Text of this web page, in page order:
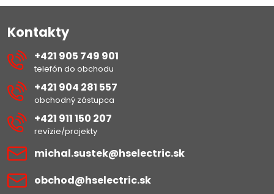
Kontakty
+421 905 749 901
telefón do obchodu
+421 904 281 557
obchodný zástupca
+421 911 150 207
revízie/projekty
michal​.sustek​@hselectric​.sk
obchod​@hselectric​.sk